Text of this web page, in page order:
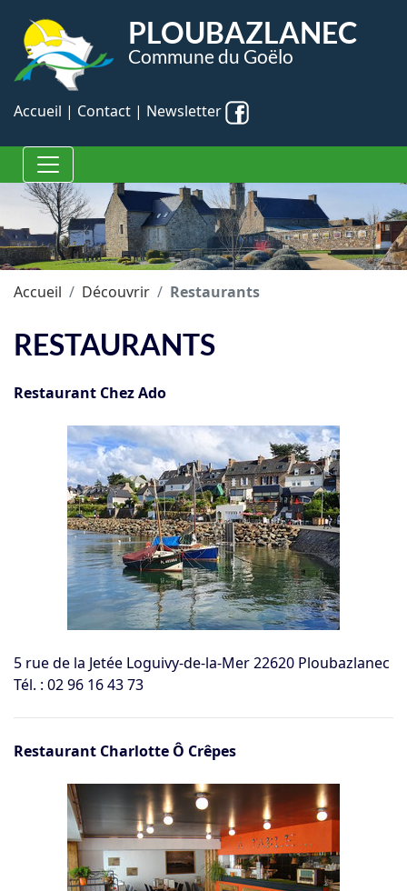
PLOUBAZLANEC
Commune du Goëlo
Accueil | Contact | Newsletter
Accueil Découvrir Restaurants
RESTAURANTS
Restaurant Chez Ado
5 rue de la Jetée Loguivy-de-la-Mer 22620 Ploubazlanec
Tél. : 02 96 16 43 73
Restaurant Charlotte Ô Crêpes